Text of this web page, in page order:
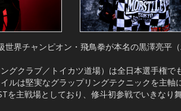
界チャンピオン・飛鳥拳が本名の黒澤亮平
グクラブ／トイカツ道場）は全日本選手権で
ルは堅実なグラップリングテクニックを主軸
を主戦場としており、修斗初参戦でいきなり